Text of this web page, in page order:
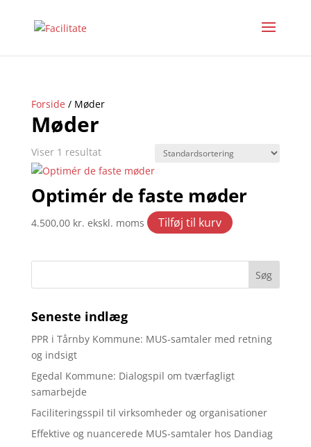
Forside / Møder
Møder
Viser 1 resultat
Optimér de faste møder
4.500,00 kr. ekskl. moms Tilføj til kurv
Seneste indlæg
PPR i Tårnby Kommune: MUS-samtaler med retning
og indsigt
Egedal Kommune: Dialogspil om tværfagligt
samarbejde
Faciliteringsspil til virksomheder og organisationer
Effektive og nuancerede MUS-samtaler hos Dandiag